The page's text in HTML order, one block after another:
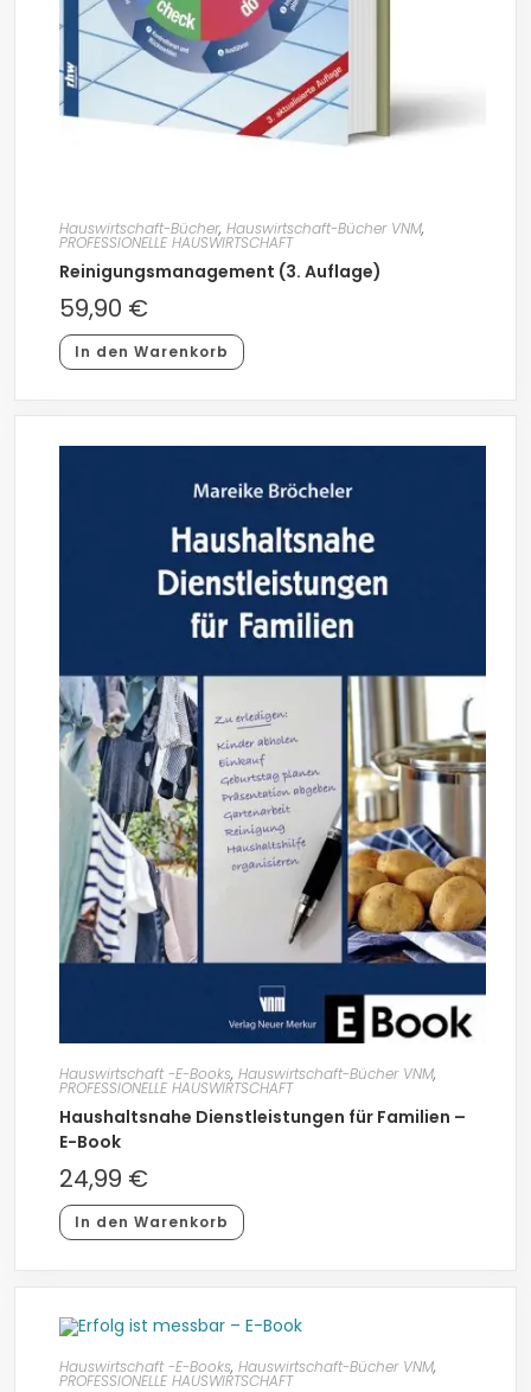
Hauswirtschaft-Bücher, Hauswirtschaft-Bücher VNM,
PROFESSIONELLE HAUSWIRTSCHAFT
Reinigungsmanagement (3. Auflage)
59,90 €
In den Warenkorb
Hauswirtschaft -E-Books, Hauswirtschaft-Bücher VNM,
PROFESSIONELLE HAUSWIRTSCHAFT
Haushaltsnahe Dienstleistungen für Familien –
E-Book
24,99 €
In den Warenkorb
Hauswirtschaft -E-Books, Hauswirtschaft-Bücher VNM,
PROFESSIONELLE HAUSWIRTSCHAFT